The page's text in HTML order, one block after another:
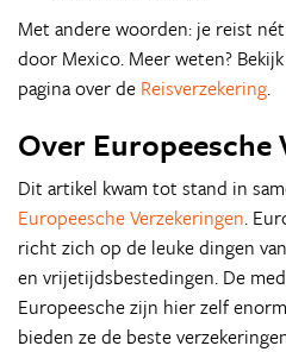
Met andere woorden: je reist
door Mexico. Meer weten?
pagina over de Reisverzekering.
Over Europeesche
Dit artikel kwam tot stand in
Europeesche Verzekeringen.
richt zich op de leuke dingen
en vrijetijdsbestedingen. De
Europeesche zijn hier zelf
bieden ze de beste